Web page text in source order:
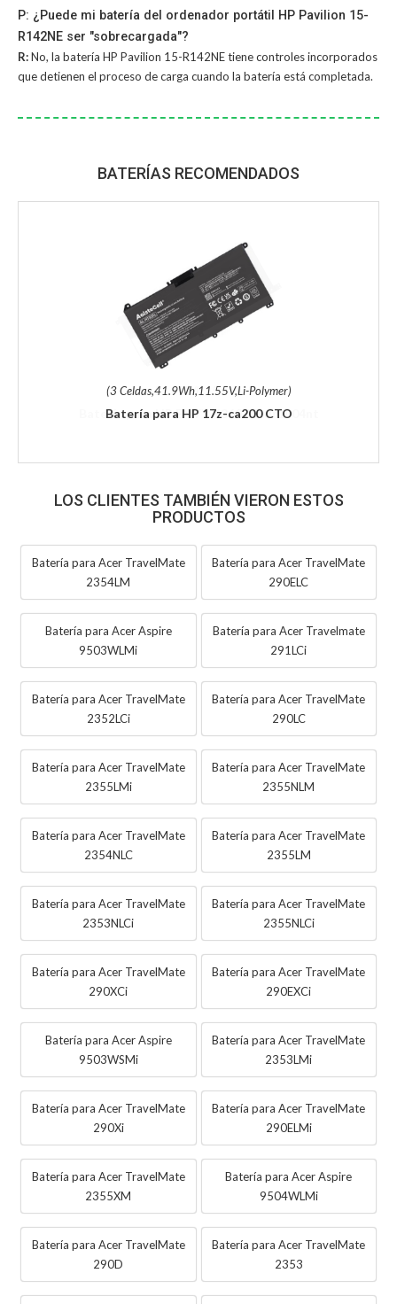
P: ¿Puede mi batería del ordenador portátil HP Pavilion 15-
R142NE ser "sobrecargada"?
R:No, la batería HP Pavilion 15-R142NEtiene controles incorporados
que detienen el proceso de carga cuando la batería está completada.
BATERÍAS RECOMENDADOS
(3 Celdas,41.9Wh,11.55V,Li-Polymer)
Batería para HP 17z-ca200 CTO
LOS CLIENTES TAMBIÉN VIERON ESTOS
PRODUCTOS
Batería para Acer TravelMate
2354LM
Batería para Acer TravelMate
290ELC
Batería para Acer Aspire
9503WLMi
Batería para Acer Travelmate
291LCi
Batería para Acer TravelMate
2352LCi
Batería para Acer TravelMate
290LC
Batería para Acer TravelMate
2355LMi
Batería para Acer TravelMate
2355NLM
Batería para Acer TravelMate
2354NLC
Batería para Acer TravelMate
2355LM
Batería para Acer TravelMate
2353NLCi
Batería para Acer TravelMate
2355NLCi
Batería para Acer TravelMate
290XCi
Batería para Acer TravelMate
290EXCi
Batería para Acer Aspire
9503WSMi
Batería para Acer TravelMate
2353LMi
Batería para Acer TravelMate
290Xi
Batería para Acer TravelMate
290ELMi
Batería para Acer TravelMate
2355XM
Batería para Acer Aspire
9504WLMi
Batería para Acer TravelMate
290D
Batería para Acer TravelMate
2353